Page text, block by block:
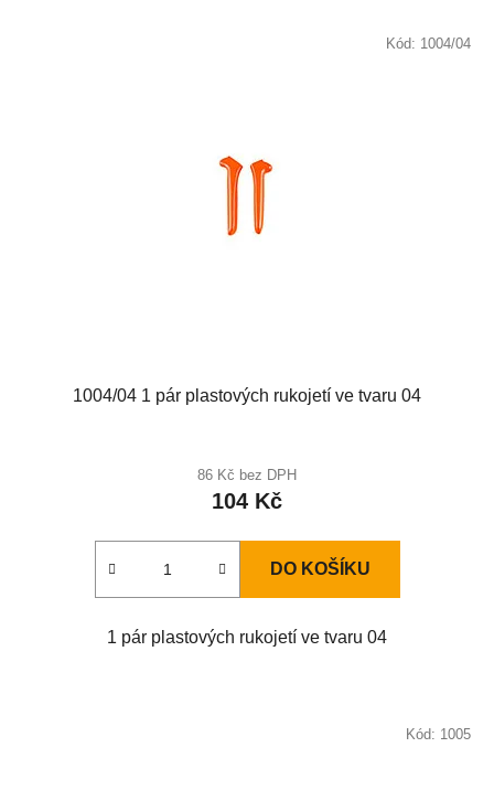
1004/04 1 pár plastových rukojetí ve tvaru 04
86 Kč bez DPH
104 Kč
DO KOŠÍKU
1 pár plastových rukojetí ve tvaru 04
Kód: 1004/04
Kód: 1005